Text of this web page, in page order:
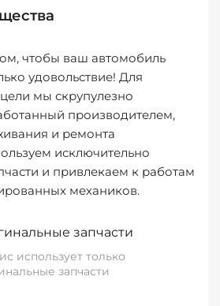
чтобы ваш автомобиль
удовольствие! Для
мы скрупулезно
производителем,
и ремонта
исключительно
и привлекаем к работам
механиков.
запчасти
использует только
запчасти